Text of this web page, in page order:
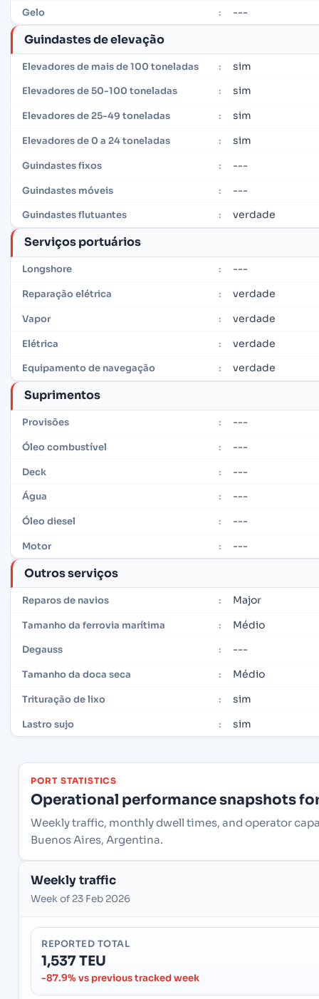
Gelo : ---
Guindastes de elevação
Elevadores de mais de 100 toneladas : sim
Elevadores de 50-100 toneladas : sim
Elevadores de 25-49 toneladas : sim
Elevadores de 0 a 24 toneladas : sim
Guindastes fixos : ---
Guindastes móveis : ---
Guindastes flutuantes : verdade
Serviços portuários
Longshore : ---
Reparação elétrica : verdade
Vapor : verdade
Elétrica : verdade
Equipamento de navegação : verdade
Suprimentos
Provisões : ---
Óleo combustível : ---
Deck : ---
Água : ---
Óleo diesel : ---
Motor : ---
Outros serviços
Reparos de navios : Major
Tamanho da ferrovia marítima : Médio
Degauss : ---
Tamanho da doca seca : Médio
Trituração de lixo : sim
Lastro sujo : sim
PORT STATISTICS
Operational performance snapshots
Weekly traffic, monthly dwell times, and operator
Buenos Aires, Argentina.
Weekly traffic
Week of 23 Feb 2026
REPORTED TOTAL
1,537 TEU
-87.9% vs previous tracked week